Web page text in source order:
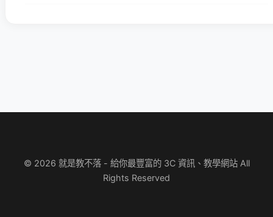
© 2026 就是教不落 - 給你最豐富的 3C 資訊、教學網站 All
Rights Reserved